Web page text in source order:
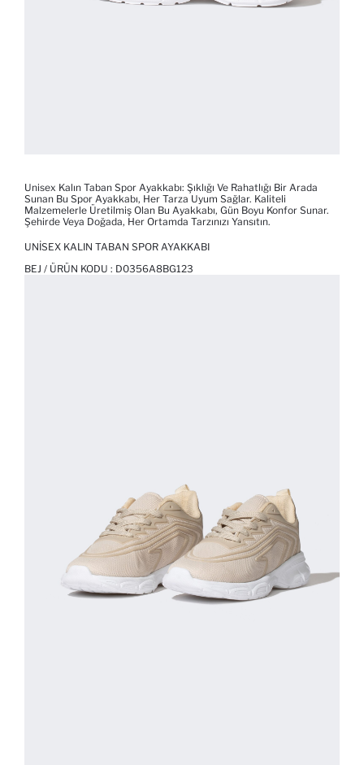
Unisex Kalın Taban Spor Ayakkabı: Şıklığı Ve Rahatlığı Bir Arada
Sunan Bu Spor Ayakkabı, Her Tarza Uyum Sağlar. Kaliteli
Malzemelerle Üretilmiş Olan Bu Ayakkabı, Gün Boyu Konfor Sunar.
Şehirde Veya Doğada, Her Ortamda Tarzınızı Yansıtın.
UNISEX KALIN TABAN SPOR AYAKKABI
BEJ / ÜRÜN KODU : D0356A8BG123